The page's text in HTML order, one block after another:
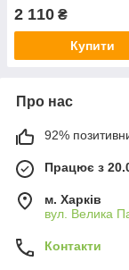
2 110 ₴
Купити
Про нас
92%
Працює з
м. Харків
вул. Велика
Контакти